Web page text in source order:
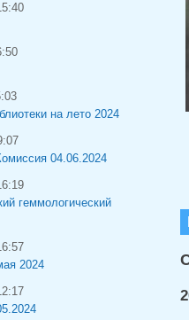
на лето 2024
04.06.2024
геммологический
2024